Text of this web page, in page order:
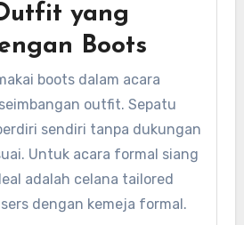
yang
Boots
boots dalam acara
outfit. Sepatu
sendiri tanpa dukungan
Untuk acara formal siang
adalah celana tailored
dengan kemeja formal.